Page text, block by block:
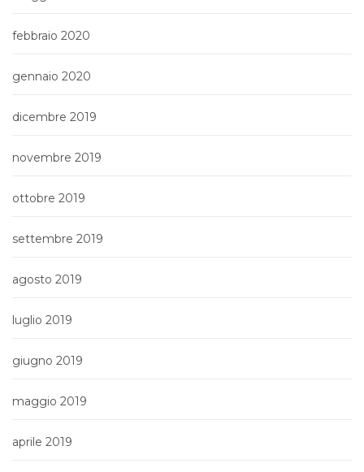
febbraio 2020
gennaio 2020
dicembre 2019
novembre 2019
ottobre 2019
settembre 2019
agosto 2019
luglio 2019
giugno 2019
maggio 2019
aprile 2019